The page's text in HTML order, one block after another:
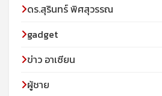
ดร.สุรินทร์ พิศสุวรรณ
gadget
ข่าว อาเซียน
ผู้ชาย